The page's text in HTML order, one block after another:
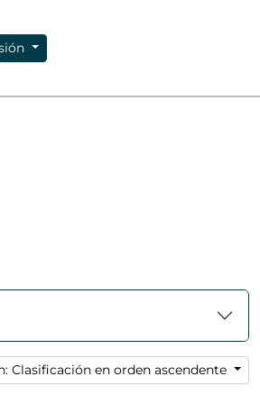
Clasificación en orden ascendente